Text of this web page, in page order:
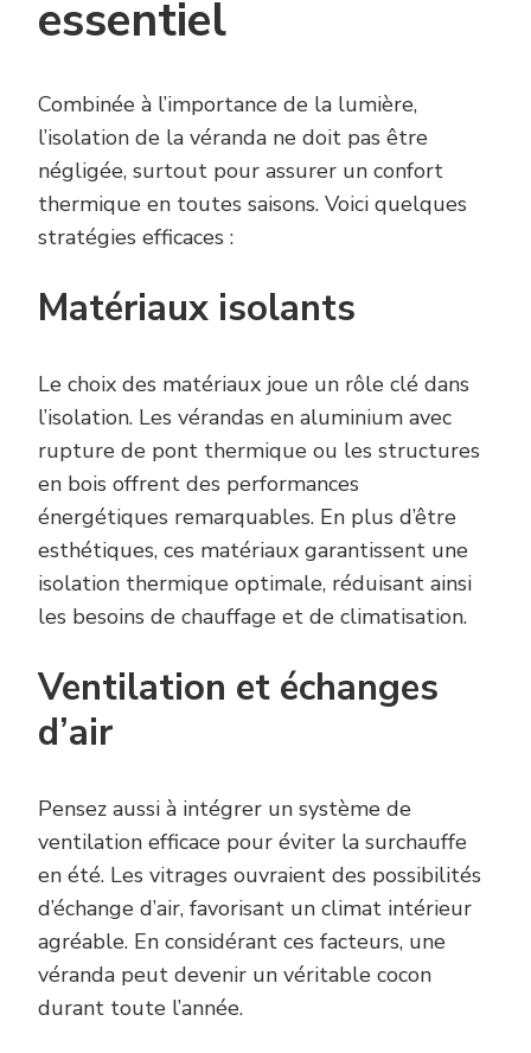
essentiel
Combinée à l’importance de la lumière,
l’isolation de la véranda ne doit pas être
négligée, surtout pour assurer un confort
thermique en toutes saisons. Voici quelques
stratégies efficaces :
Matériaux isolants
Le choix des matériaux joue un rôle clé dans
l’isolation. Les vérandas en aluminium avec
rupture de pont thermique ou les structures
en bois offrent des performances
énergétiques remarquables. En plus d’être
esthétiques, ces matériaux garantissent une
isolation thermique optimale, réduisant ainsi
les besoins de chauffage et de climatisation.
Ventilation et échanges
d’air
Pensez aussi à intégrer un système de
ventilation efficace pour éviter la surchauffe
en été. Les vitrages ouvraient des possibilités
d’échange d’air, favorisant un climat intérieur
agréable. En considérant ces facteurs, une
véranda peut devenir un véritable cocon
durant toute l’année.